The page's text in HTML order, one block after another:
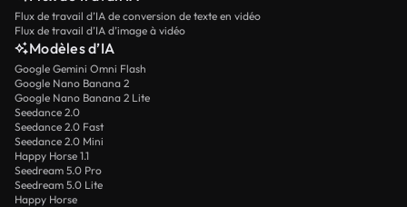
Flux de travail d’IA de conversion de texte en vidéo
Flux de travail d’IA d’image à vidéo
Modèles d’IA
Google Gemini Omni Flash
Google Nano Banana 2
Google Nano Banana 2 Lite
Seedance 2.0
Seedance 2.0 Fast
Seedance 2.0 Mini
Happy Horse 1.1
Seedream 5.0 Pro
Seedream 5.0 Lite
Happy Horse